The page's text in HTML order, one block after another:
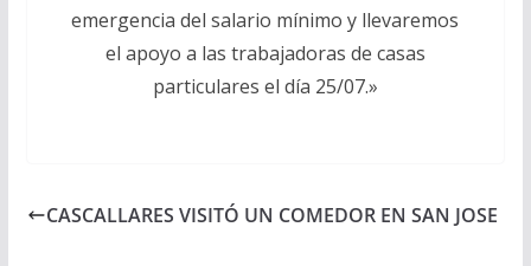
emergencia del salario mínimo y llevaremos
el apoyo a las trabajadoras de casas
particulares el día 25/07.»
CASCALLARES VISITÓ UN COMEDOR EN SAN JOSE